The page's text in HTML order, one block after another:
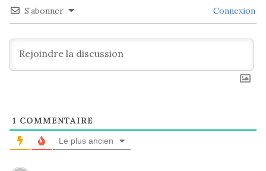
S’abonner Connexion
1 COMMENTAIRE
Le plus ancien